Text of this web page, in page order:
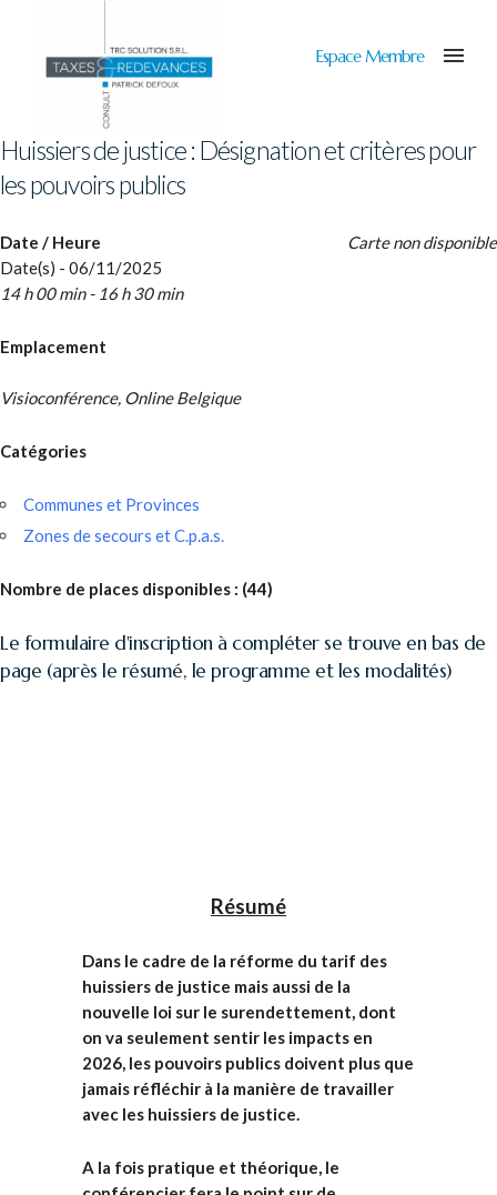
Espace Membre
Huissiers de justice : Désignation et critères pour
les pouvoirs publics
Carte non disponible
Date / Heure
Date(s) - 06/11/2025
14 h 00 min - 16 h 30 min
Emplacement
Visioconférence, Online Belgique
Catégories
Communes et Provinces
Zones de secours et C.p.a.s.
Nombre de places disponibles : (44)
Le formulaire d'inscription à compléter se trouve en bas de
page (après le résumé, le programme et les modalités)
Résumé
Dans le cadre de la réforme du tarif des
huissiers de justice mais aussi de la
nouvelle loi sur le surendettement, dont
on va seulement sentir les impacts en
2026, les pouvoirs publics doivent plus que
jamais réfléchir à la manière de travailler
avec les huissiers de justice.
A la fois pratique et théorique, le